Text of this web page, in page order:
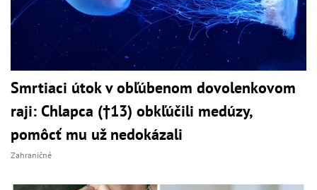
Smrtiaci útok v obľúbenom dovolenkovom
raji: Chlapca (†13) obkľúčili medúzy,
pomôcť mu už nedokázali
Zahraničné